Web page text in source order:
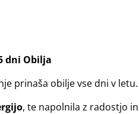
dni Obilja
prinaša obilje vse dni v letu.
, te napolnila z radostjo